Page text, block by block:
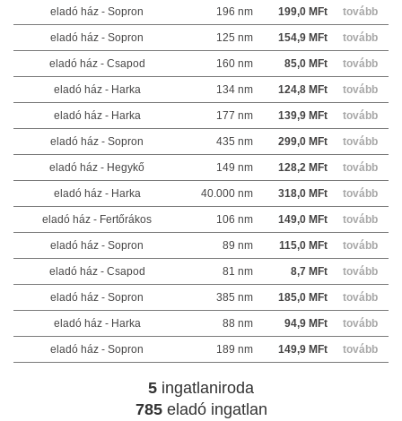
eladó ház - Sopron 196 nm 199,0 MFt tovább
eladó ház - Sopron 125 nm 154,9 MFt tovább
eladó ház - Csapod 160 nm 85,0 MFt tovább
eladó ház - Harka 134 nm 124,8 MFt tovább
eladó ház - Harka 177 nm 139,9 MFt tovább
eladó ház - Sopron 435 nm 299,0 MFt tovább
eladó ház - Hegykő 149 nm 128,2 MFt tovább
eladó ház - Harka 40.000 nm 318,0 MFt tovább
eladó ház - Fertőrákos 106 nm 149,0 MFt tovább
eladó ház - Sopron 89 nm 115,0 MFt tovább
eladó ház - Csapod 81 nm 8,7 MFt tovább
eladó ház - Sopron 385 nm 185,0 MFt tovább
eladó ház - Harka 88 nm 94,9 MFt tovább
eladó ház - Sopron 189 nm 149,9 MFt tovább
5 ingatlaniroda
785eladó ingatlan